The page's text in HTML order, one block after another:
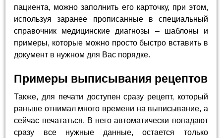
пациента, можно заполнить его карточку, при этом,
используя заранее прописанные в специальный
справочник медицинские диагнозы – шаблоны и
примеры, которые можно просто быстро вставить в
документ в нужном для Вас порядке.
Примеры выписывания рецептов
Также, для печати доступен сразу рецепт, который
раньше отнимал много времени на выписывание, а
сейчас печататься. В него автоматически попадают
сразу все нужные данные, остается только